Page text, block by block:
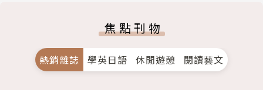
焦點刊物
熱銷雜誌 學英日語 休閒遊憩 閱讀藝文